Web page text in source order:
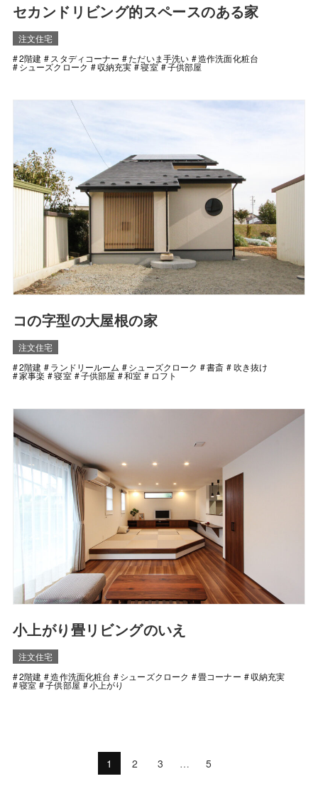
セカンドリビング的スペースのある家
注文住宅
2階建
スタディコーナー ただいま手洗い 造作洗面化粧台
シューズクローク 収納充実 寝室 子供部屋
コの字型の大屋根の家
注文住宅
2階建
ランドリールーム シューズクローク 書斎 吹き抜け
家事楽 寝室 子供部屋 和室 ロフト
小上がり畳リビングのいえ
注文住宅
2階建
造作洗面化粧台 シューズクローク 畳コーナー 収納充実
寝室 子供部屋 小上がり
1 2 3 … 5